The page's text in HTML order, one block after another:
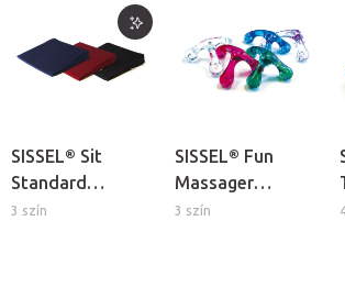
SISSEL® Sit
Standard
tartásjavító ülő
3 szín
SISSEL® Fun
Massager
háromlábú kézi
3 szín